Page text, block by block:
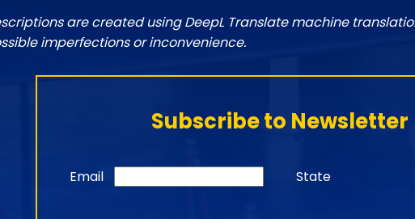
are created using DeepL Translate machine
imperfections or inconvenience.
Subscribe to Newsletter
Email State